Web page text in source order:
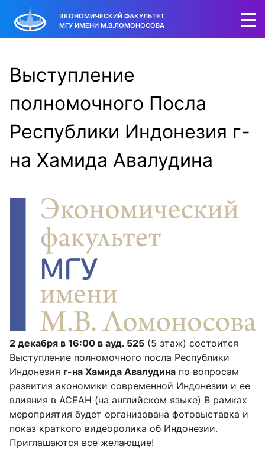
ЭКОНОМИЧЕСКИЙ ФАКУЛЬТЕТ
МГУ ИМЕНИ М.В.ЛОМОНОСОВА
Выступление
полномочного Посла
Республики Индонезия г-
на Хамида Авалудина
2 декабря в 16:00 в ауд. 525 (5 этаж) состоится
Выступление полномочного посла Республики
Индонезия г-на Хамида Авалудина по вопросам
развития экономики современной Индонезии и ее
влияния в АСЕАН (на английском языке) В рамках
мероприятия будет организована фотовыставка и
показ краткого видеоролика об Индонезии.
Приглашаются все желающие!